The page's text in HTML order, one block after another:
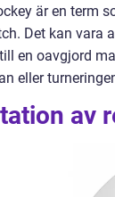
är en term
Det kan vara
en oavgjord
eller
av